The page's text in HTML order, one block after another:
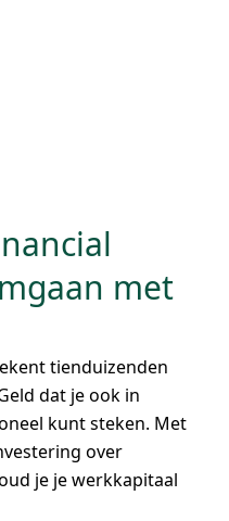
met
tienduizenden
dat je ook in
kunt steken. Met
over
je je werkkapitaal